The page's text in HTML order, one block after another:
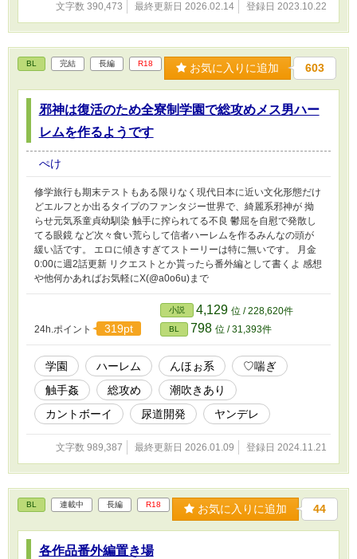
文字数 390,473 最終更新日 2026.02.14 登録日 2023.10.22
BL 完結 長編 R18 お気に入りに追加 603
邪神は復活のため全寮制学園で総攻めメス男ハー
レムを作るようです
ぺけ
修学旅行も期末テストもある限りなく現代日本に近い文化形態だけ
どエルフとか出るタイプのファンタジー世界で、綺麗系邪神が 拗
らせ元気系童貞幼馴染 触手に搾られてる不良 鬱屈を自慰で発散し
てる眼鏡 など次々食い荒らして信者ハーレムを作るみんなの頭が
緩い話です。 エロに傾きすぎてストーリーは特に無いです。 月金
0:00に週2話更新 リクエストとか貰ったら番外編として書くよ 感想
や他何かあればお気軽にX(@a0o6u)まで
24h.ポイント 319pt
小説 4,129 位 / 228,620件
BL 798 位 / 31,393件
学園 ハーレム んほぉ系
♡喘ぎ
触手姦
総攻め
潮吹きあり
カントボーイ
尿道開発 ヤンデレ
文字数 989,387 最終更新日 2026.01.09 登録日 2024.11.21
BL 連載中 長編 R18 お気に入りに追加 44
各作品番外編置き場